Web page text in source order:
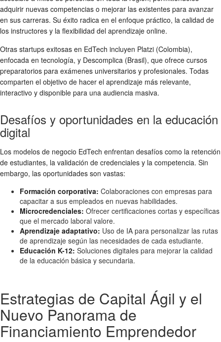
adquirir nuevas competencias o mejorar las existentes para avanzar
en sus carreras. Su éxito radica en el enfoque práctico, la calidad de
los instructores y la flexibilidad del aprendizaje online.
Otras startups exitosas en EdTech incluyen Platzi (Colombia),
enfocada en tecnología, y Descomplica (Brasil), que ofrece cursos
preparatorios para exámenes universitarios y profesionales. Todas
comparten el objetivo de hacer el aprendizaje más relevante,
interactivo y disponible para una audiencia masiva.
Desafíos y oportunidades en la educación
digital
Los modelos de negocio EdTech enfrentan desafíos como la retención
de estudiantes, la validación de credenciales y la competencia. Sin
embargo, las oportunidades son vastas:
Formación corporativa: Colaboraciones con empresas para
capacitar a sus empleados en nuevas habilidades.
Microcredenciales: Ofrecer certificaciones cortas y específicas
que el mercado laboral valore.
Aprendizaje adaptativo: Uso de IA para personalizar las rutas
de aprendizaje según las necesidades de cada estudiante.
Educación K-12: Soluciones digitales para mejorar la calidad
de la educación básica y secundaria.
Estrategias de Capital Ágil y el
Nuevo Panorama de
Financiamiento Emprendedor